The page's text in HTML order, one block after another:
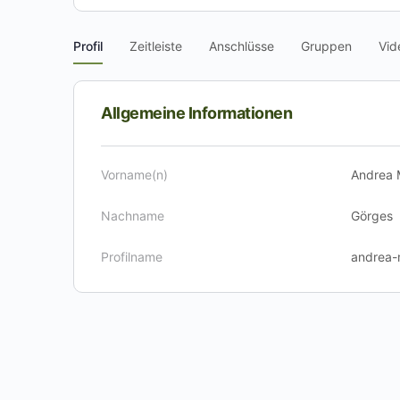
Profil Zeitleiste Anschlüsse Gruppen
Allgemeine Informationen
Vorname(n) Andrea
Nachname Görges
Profilname